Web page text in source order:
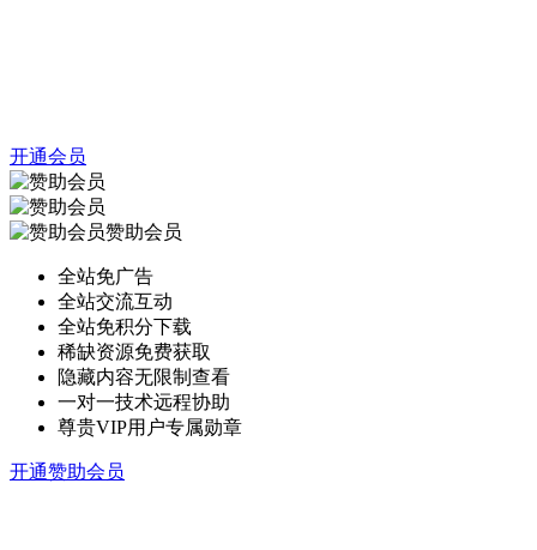
开通会员
赞助会员
全站免广告
全站交流互动
全站免积分下载
稀缺资源免费获取
隐藏内容无限制查看
一对一技术远程协助
尊贵VIP用户专属勋章
开通赞助会员